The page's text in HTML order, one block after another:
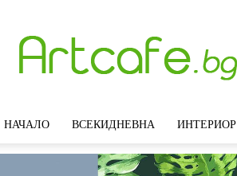
–
Модерни
дизайн,
НАЧАЛО ВСЕКИДНЕВНА ИНТЕРИОР